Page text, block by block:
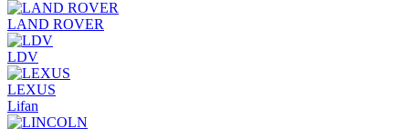
LAND ROVER
LDV
LEXUS
Lifan